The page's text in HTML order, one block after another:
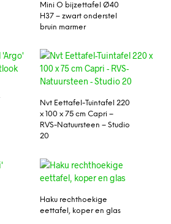
Mini O bijzettafel Ø40
H37 – zwart onderstel
bruin marmer
Nvt Eettafel-Tuintafel 220
x 100 x 75 cm Capri –
RVS-Natuursteen – Studio
20
Haku rechthoekige
eettafel, koper en glas